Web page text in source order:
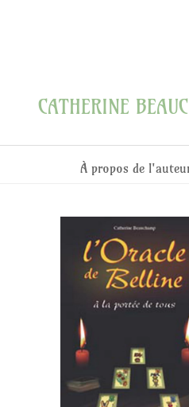
CATHERINE
À propos de